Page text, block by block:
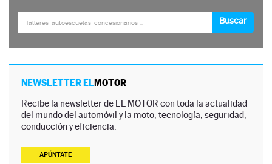
NEWSLETTER ELMOTOR
Recibe la newsletter de EL MOTOR con toda la actualidad
del mundo del automóvil y la moto, tecnología, seguridad,
conducción y eficiencia.
APÚNTATE